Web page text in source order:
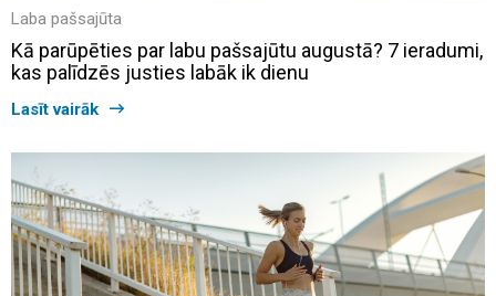
Laba pašsajūta
Kā parūpēties par labu pašsajūtu augustā? 7 ieradumi,
kas palīdzēs justies labāk ik dienu
Lasīt vairāk